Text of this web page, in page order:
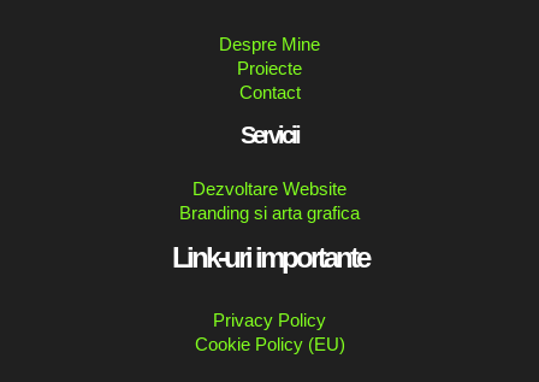
Despre Mine
Proiecte
Contact
Servicii
Dezvoltare Website
Branding si arta grafica
Link-uri importante
Privacy Policy
Cookie Policy (EU)